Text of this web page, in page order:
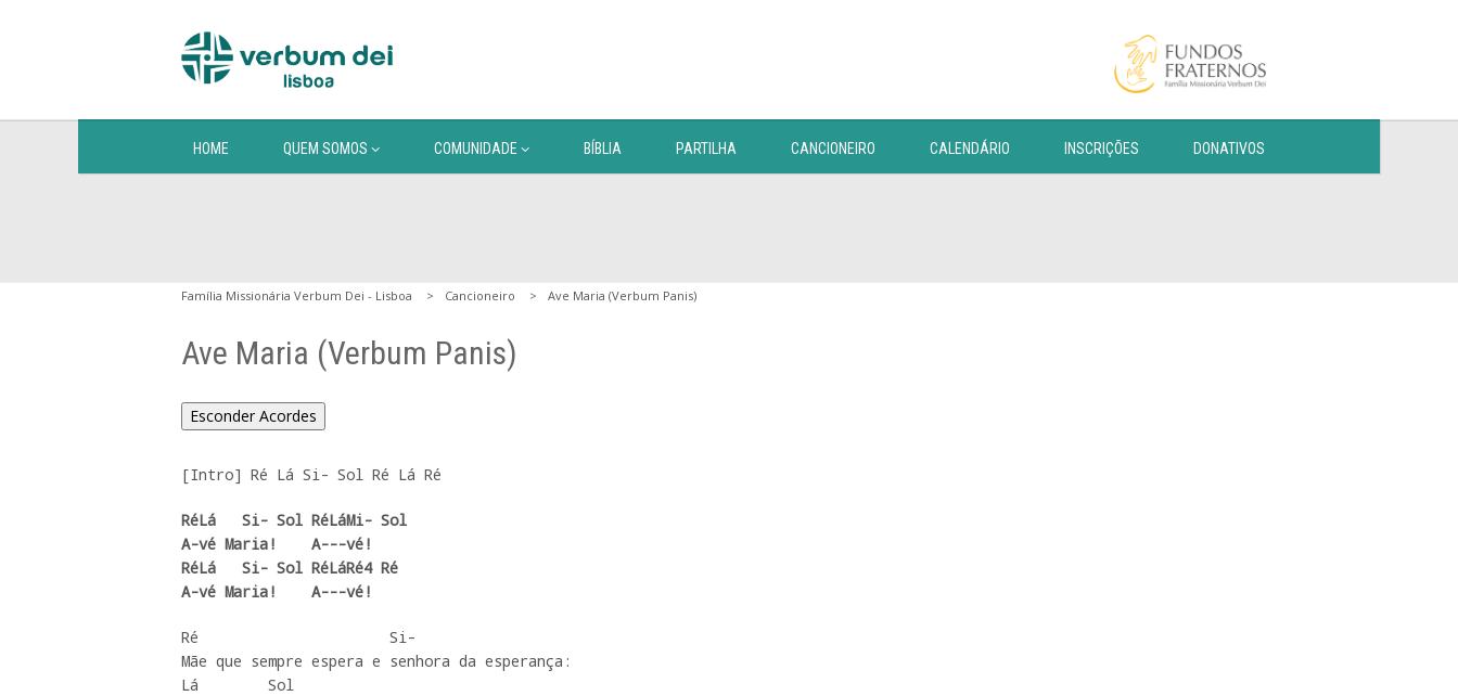
HOME QUEM SOMOS COMUNIDADE BÍBLIA PARTILHA CANCIONEIRO CALENDÁRIO INSCRIÇÕES DONATIVOS
Família Missionária Verbum Dei - Lisboa Cancioneiro Ave Maria (Verbum Panis)
Ave Maria (Verbum Panis)
Esconder Acordes
[Intro] Ré Lá Si- Sol Ré Lá Ré
RéLá   Si- Sol RéLáMi- Sol
A-vé Maria!    A---vé!
RéLá   Si- Sol RéLáRé4 Ré
A-vé Maria!    A---vé!
Ré                      Si-
Mãe que sempre espera e senhora da esperança:
Lá        Sol